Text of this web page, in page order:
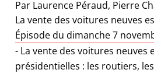
Par Laurence Péraud, Pierre
La vente des voitures neuves
Épisode du dimanche 7
- La vente des voitures neuves
présidentielles : les routiers,